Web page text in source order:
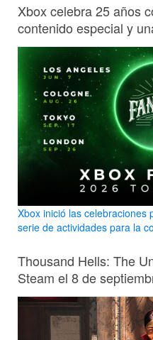
Xbox celebra 25 años
contenido especial y
Xbox inició las celebraciones
serie de actividades para la
Thousand Hells: The
Steam el 8 de